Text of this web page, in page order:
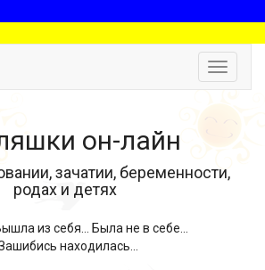
Toggle
он-лайн
зачатии, беременности,
родах и детях
из себя... Была не в себе...
находилась...